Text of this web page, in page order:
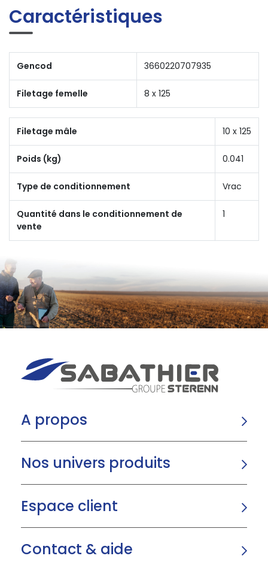
Caractéristiques
Gencod 3660220707935
Filetage femelle 8 x 125
Filetage mâle 10 x 125
Poids (kg) 0.041
Type de conditionnement Vrac
Quantité dans le conditionnement de
vente
1
A propos
Nos univers produits
Espace client
Contact & aide